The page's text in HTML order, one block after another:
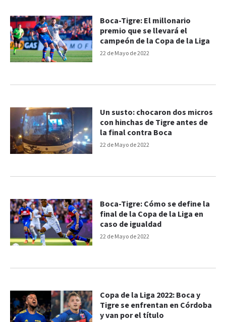
22 de Mayo de 2022
Boca-Tigre: El millonario
premio que se llevará el
campeón de la Copa de la Liga
22 de Mayo de 2022
Un susto: chocaron dos micros
con hinchas de Tigre antes de
la final contra Boca
22 de Mayo de 2022
Boca-Tigre: Cómo se define la
final de la Copa de la Liga en
caso de igualdad
Copa de la Liga 2022: Boca y
Tigre se enfrentan en Córdoba
y van por el título